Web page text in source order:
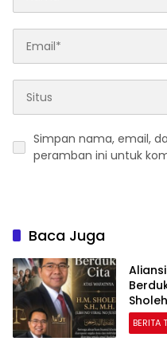
Simpan nama, email,
peramban ini untuk
Baca Juga
BERITA